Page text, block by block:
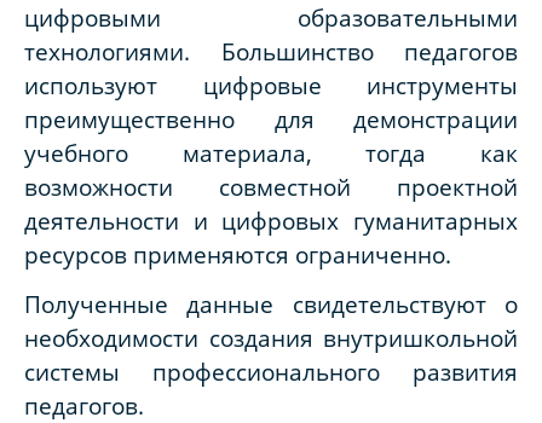
цифровыми образовательными
технологиями. Большинство педагогов
используют цифровые инструменты
преимущественно для демонстрации
учебного материала, тогда как
возможности совместной проектной
деятельности и цифровых гуманитарных
ресурсов применяются ограниченно.
Полученные данные свидетельствуют о
необходимости создания внутришкольной
системы профессионального развития
педагогов.